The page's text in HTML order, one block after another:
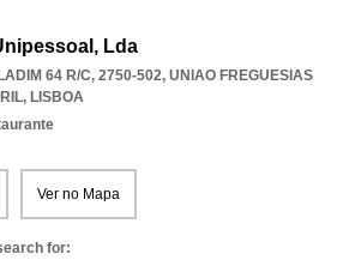
Lda
64 R/C, 2750-502, UNIAO FREGUESIAS
, LISBOA
Ver no Mapa
for: